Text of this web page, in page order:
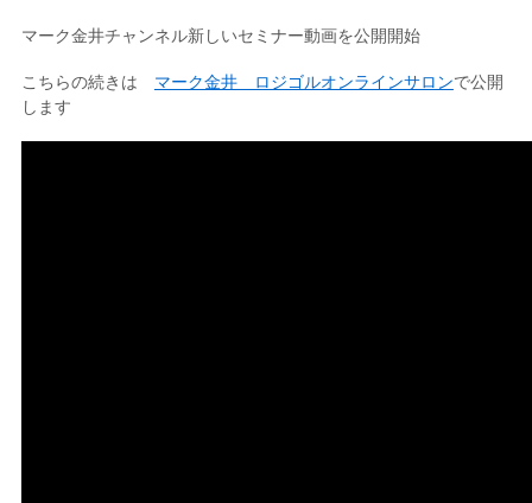
マーク金井チャンネル新しいセミナー動画を公開開始
こちらの続きは マーク金井 ロジゴルオンラインサロンで公開
します